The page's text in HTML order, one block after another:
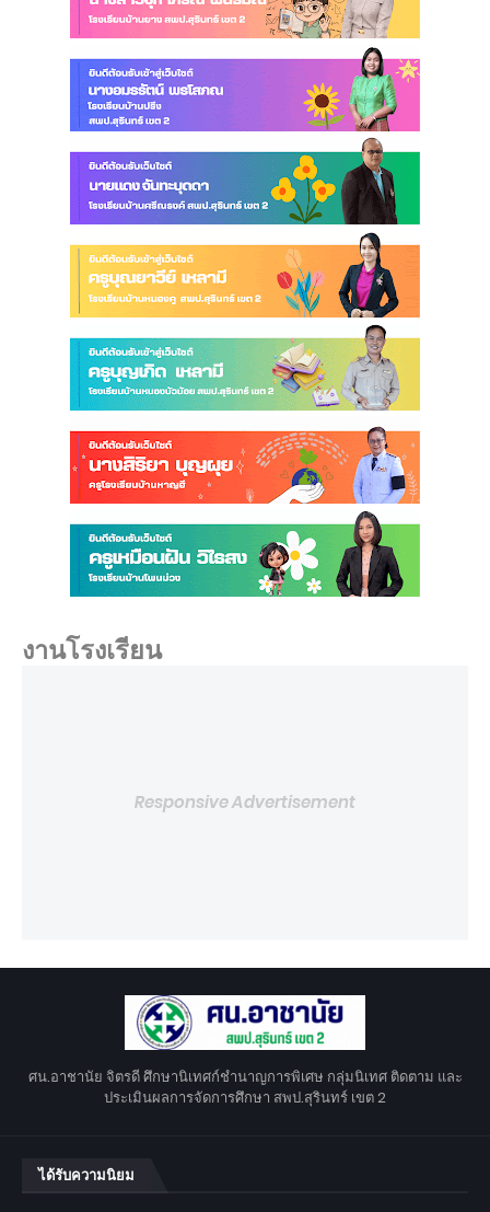
งานโรงเรียน
Responsive Advertisement
ศน.อาชานัย จิตรดี ศึกษานิเทศก์ชำนาญการพิเศษ กลุ่มนิเทศ ติดตาม และ
ประเมินผลการจัดการศึกษา สพป.สุรินทร์ เขต 2
ได้รับความนิยม